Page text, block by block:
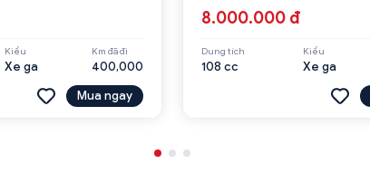
Kiểu
Xe ga
Km đã đi
400,000
Mua ngay
8.000.000 đ
Dung tích
108 cc
Kiểu
Xe ga